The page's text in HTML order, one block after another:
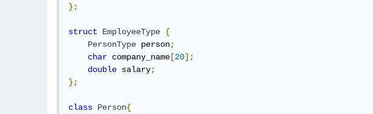
};
struct EmployeeType {
PersonType person;
char company_name [20];
double salary;
};
class Person{